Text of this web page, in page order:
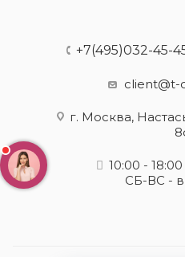
+7(495)032-45-
client@t-
г. Москва,
10:00 - 18:00
СБ-ВС -